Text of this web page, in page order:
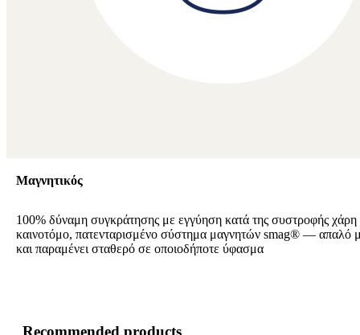
Μαγνητικός
100% δύναμη συγκράτησης με εγγύηση κατά της συστροφής χάρη
καινοτόμο, πατενταρισμένο σύστημα μαγνητών smag® — απαλό
και παραμένει σταθερό σε οποιοδήποτε ύφασμα
Recommended products